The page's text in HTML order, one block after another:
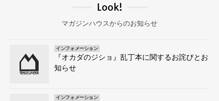
Look!
マガジンハウスからのお知らせ
インフォメーション
『オカダのジショ』乱丁本に関するお詫びとお
知らせ
インフォメーション